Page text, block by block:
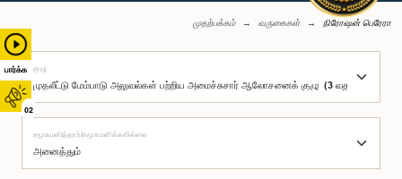
பார்க்க
02
முதற்பக்கம் வருகைகள் நிரோஷன் பெரேரா
குழு
சமூகமளித்தார்/சமூகமளிக்கவில்லை